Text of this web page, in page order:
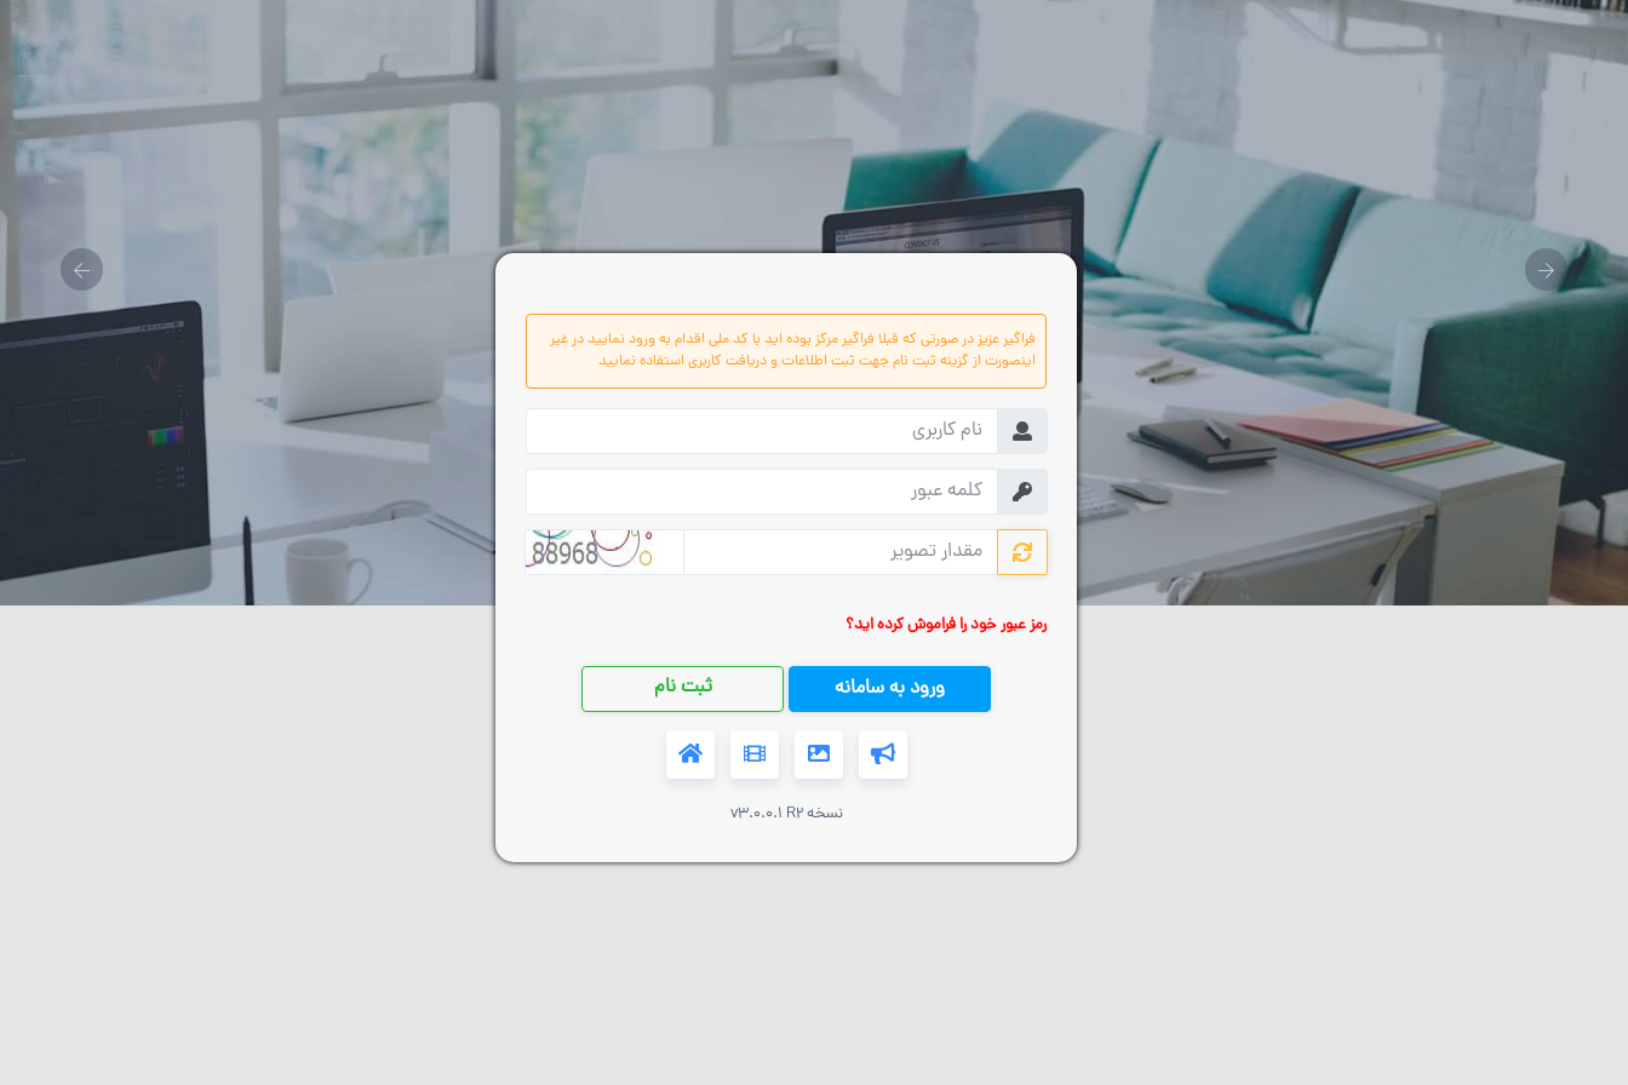
فراگیر عزیز در صورتی که قبلا فراگیر مرکز بوده اید با کد ملی اقدام به ورود نمایید در غیر
اینصورت از گزینه ثبت نام جهت ثبت اطلاعات و دریافت کاربری استفاده نمایید
رمز عبور خود را فراموش کرده اید؟
ورود به سامانه ثبت نام
نسخه v3.0.0.1 R2